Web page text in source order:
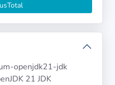
openjdk21-jdk
21 JDK